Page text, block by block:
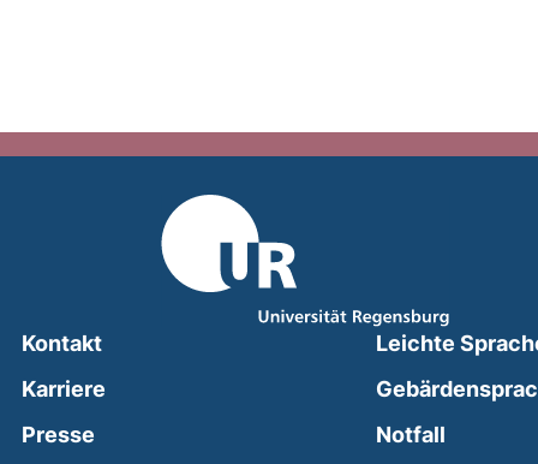
Kontakt
Karriere
Presse
Leichte
Notfall